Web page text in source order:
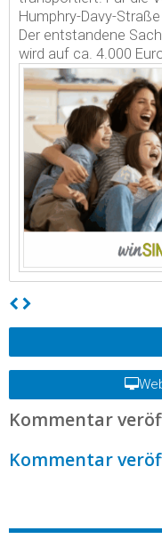
Humphry-Davy-
Der entstandene
wird auf ca. 4.000
Kommentar
Kommentar